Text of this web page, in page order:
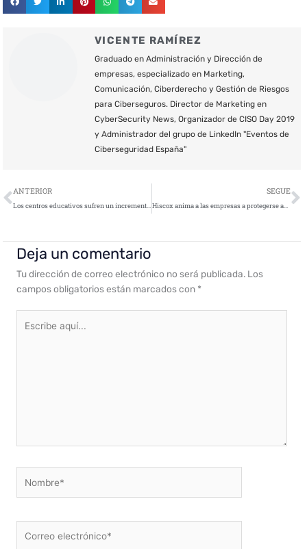
VICENTE RAMÍREZ
Graduado en Administración y Dirección de
empresas, especializado en Marketing,
Comunicación, Ciberderecho y Gestión de Riesgos
para Ciberseguros. Director de Marketing en
CyberSecurity News, Organizador de CISO Day 2019
y Administrador del grupo de LinkedIn "Eventos de
Ciberseguridad España"
Ant
ANTERIOR
Los centros educativos sufren un incremento de ataques DDoS en el tercer trimestre de 2018
SEGUE
Hiscox anima a las empresas a protegerse ante el próximo cyber monday
Deja un comentario
Tu dirección de correo electrónico no será publicada. Los
campos obligatorios están marcados con *
aquí...
electrónico*